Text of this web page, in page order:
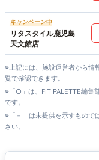
キャンペーン中
リタスタイル鹿児島
天文館店
※上記には、施設運営者から情
覧で確認できます。
※「○」は、FIT PALETTE編集
です。
※「－」は未提供を示すもので
さい。